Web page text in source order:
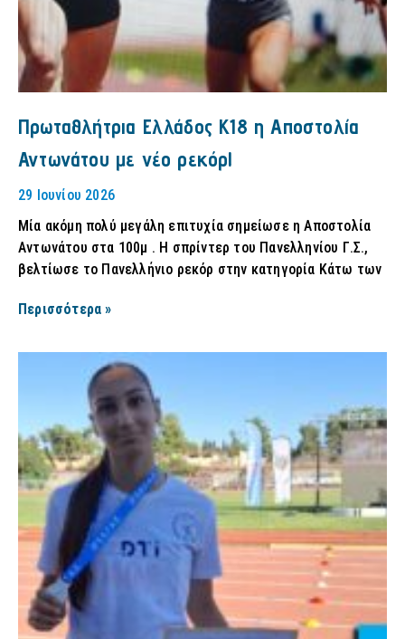
Πρωταθλήτρια Ελλάδος Κ18 η Αποστολία
Αντωνάτου με νέο ρεκόρ!
29 Ιουνίου 2026
Μία ακόμη πολύ μεγάλη επιτυχία σημείωσε η Αποστολία
Αντωνάτου στα 100μ . Η σπρίντερ του Πανελληνίου Γ.Σ.,
βελτίωσε το Πανελλήνιο ρεκόρ στην κατηγορία Κάτω των
Περισσότερα »